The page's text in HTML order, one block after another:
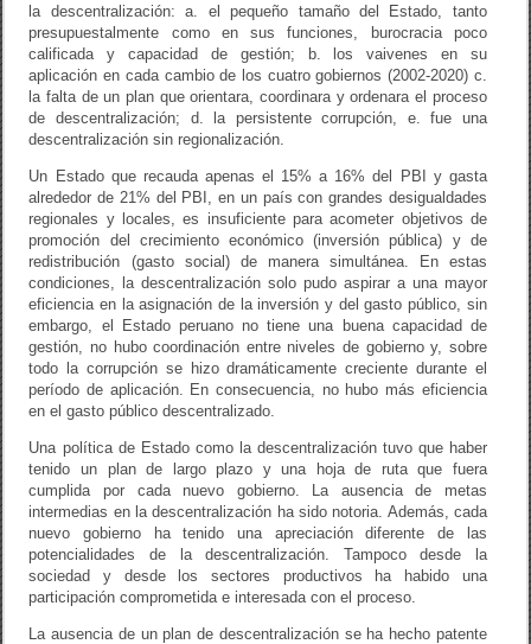
la descentralización: a. el pequeño tamaño del Estado, tanto
presupuestalmente como en sus funciones, burocracia poco
calificada y capacidad de gestión; b. los vaivenes en su
aplicación en cada cambio de los cuatro gobiernos (2002-2020) c.
la falta de un plan que orientara, coordinara y ordenara el proceso
de descentralización; d. la persistente corrupción, e. fue una
descentralización sin regionalización.
Un Estado que recauda apenas el 15% a 16% del PBI y gasta
alrededor de 21% del PBI, en un país con grandes desigualdades
regionales y locales, es insuficiente para acometer objetivos de
promoción del crecimiento económico (inversión pública) y de
redistribución (gasto social) de manera simultánea. En estas
condiciones, la descentralización solo pudo aspirar a una mayor
eficiencia en la asignación de la inversión y del gasto público, sin
embargo, el Estado peruano no tiene una buena capacidad de
gestión, no hubo coordinación entre niveles de gobierno y, sobre
todo la corrupción se hizo dramáticamente creciente durante el
período de aplicación. En consecuencia, no hubo más eficiencia
en el gasto público descentralizado.
Una política de Estado como la descentralización tuvo que haber
tenido un plan de largo plazo y una hoja de ruta que fuera
cumplida por cada nuevo gobierno. La ausencia de metas
intermedias en la descentralización ha sido notoria. Además, cada
nuevo gobierno ha tenido una apreciación diferente de las
potencialidades de la descentralización. Tampoco desde la
sociedad y desde los sectores productivos ha habido una
participación comprometida e interesada con el proceso.
La ausencia de un plan de descentralización se ha hecho patente